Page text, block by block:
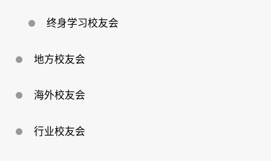
终身学习校友会
地方校友会
海外校友会
行业校友会